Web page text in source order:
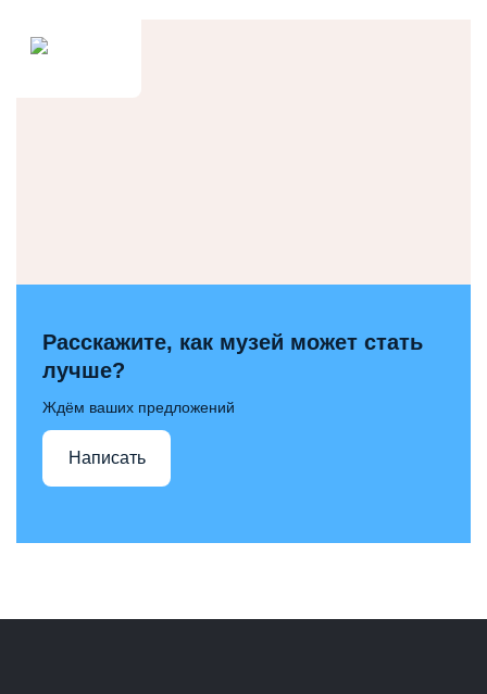
Расскажите, как музей может стать
лучше?
Ждём ваших предложений
Написать